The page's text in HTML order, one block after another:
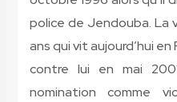
police de Jendouba. La
ans qui vit aujourd’hui
contre lui en mai
nomination comme